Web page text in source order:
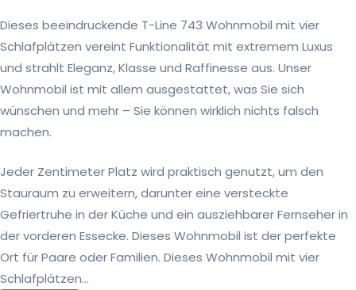
Dieses beeindruckende T-Line 743 Wohnmobil mit vier
Schlafplätzen vereint Funktionalität mit extremem Luxus
und strahlt Eleganz, Klasse und Raffinesse aus. Unser
Wohnmobil ist mit allem ausgestattet, was Sie sich
wünschen und mehr – Sie können wirklich nichts falsch
machen.
Jeder Zentimeter Platz wird praktisch genutzt, um den
Stauraum zu erweitern, darunter eine versteckte
Gefriertruhe in der Küche und ein ausziehbarer Fernseher in
der vorderen Essecke. Dieses Wohnmobil ist der perfekte
Ort für Paare oder Familien. Dieses Wohnmobil mit vier
Schlafplätzen...